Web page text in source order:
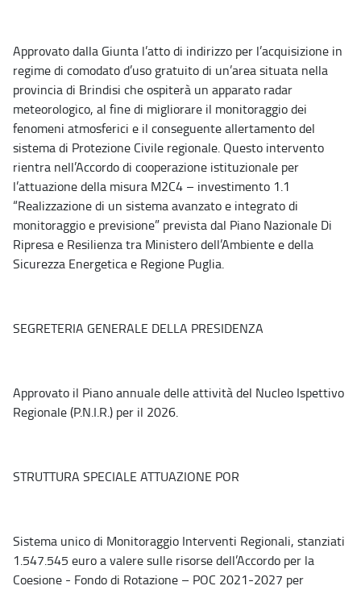
Approvato dalla Giunta l’atto di indirizzo per l’acquisizione in
regime di comodato d’uso gratuito di un’area situata nella
provincia di Brindisi che ospiterà un apparato radar
meteorologico, al fine di migliorare il monitoraggio dei
fenomeni atmosferici e il conseguente allertamento del
sistema di Protezione Civile regionale. Questo intervento
rientra nell’Accordo di cooperazione istituzionale per
l’attuazione della misura M2C4 – investimento 1.1
“Realizzazione di un sistema avanzato e integrato di
monitoraggio e previsione” prevista dal Piano Nazionale Di
Ripresa e Resilienza tra Ministero dell’Ambiente e della
Sicurezza Energetica e Regione Puglia.
SEGRETERIA GENERALE DELLA PRESIDENZA
Approvato il Piano annuale delle attività del Nucleo Ispettivo
Regionale (P.N.I.R.) per il 2026.
STRUTTURA SPECIALE ATTUAZIONE POR
Sistema unico di Monitoraggio Interventi Regionali, stanziati
1.547.545 euro a valere sulle risorse dell’Accordo per la
Coesione - Fondo di Rotazione – POC 2021-2027 per